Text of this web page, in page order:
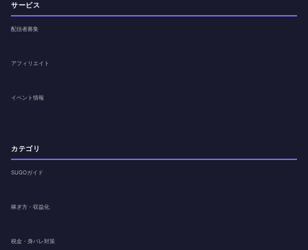
サービス
配信者募集
アフィリエイト
イベント情報
カテゴリ
SUGOガイド
稼ぎ方・収益化
税金・身バレ対策